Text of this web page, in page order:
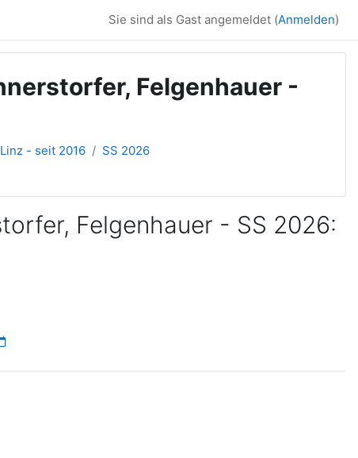
Sie sind als Gast angemeldet (Anmelden)
Felgenhauer -
- seit 2016
SS 2026
Felgenhauer - SS 2026: